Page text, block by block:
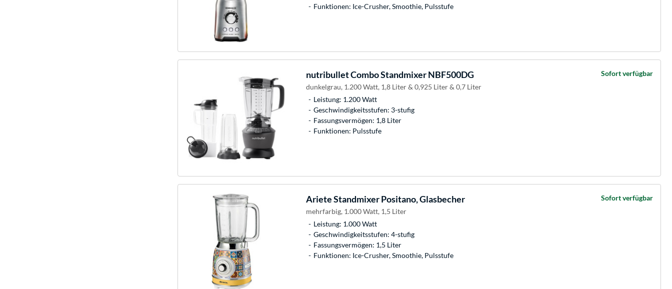
Funktionen: Ice-Crusher, Smoothie, Pulsstufe
nutribulletCombo Standmixer NBF500DG
dunkelgrau, 1.200 Watt, 1,8 Liter & 0,925 Liter & 0,7 Liter
Leistung: 1.200 Watt
Geschwindigkeitsstufen: 3-stufig
Fassungsvermögen: 1,8 Liter
Funktionen: Pulsstufe
Sofort verfügbar
ArieteStandmixer Positano, Glasbecher
mehrfarbig, 1.000 Watt, 1,5 Liter
Leistung: 1.000 Watt
Geschwindigkeitsstufen: 4-stufig
Fassungsvermögen: 1,5 Liter
Funktionen: Ice-Crusher, Smoothie, Pulsstufe
Sofort verfügbar